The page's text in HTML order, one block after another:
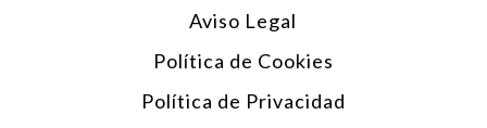
Aviso Legal
Política de Cookies
Política de Privacidad